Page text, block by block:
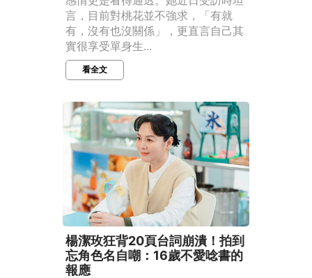
言，目前對桃花並不強求，「有就
有，沒有也沒關係」，更直言自己其
實很享受單身生...
看全文
楊潔玫狂背20頁台詞崩潰！拍到
忘角色名自嘲：16歲不愛唸書的
報應